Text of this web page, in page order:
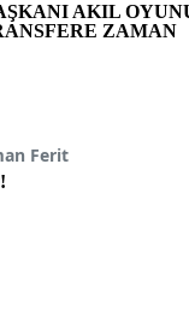
AKIL
ZAMAN
Ferit